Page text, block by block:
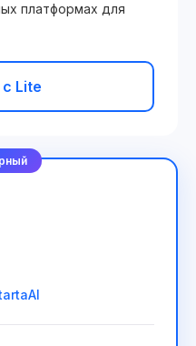
платформах для
Lite